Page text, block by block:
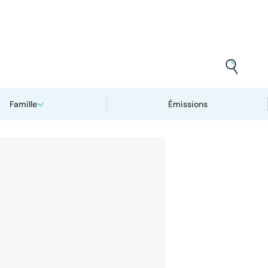
Famille Émissions